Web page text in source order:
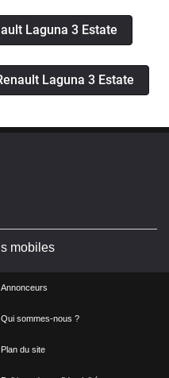
Laguna 3 Estate
Laguna 3 Estate
mobiles
Annonceurs
Qui sommes-nous ?
Plan du site